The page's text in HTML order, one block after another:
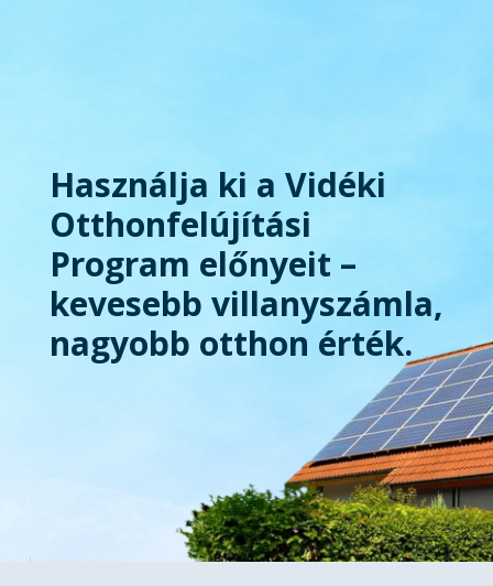
Használja ki a Vidéki
Otthonfelújítási
Program előnyeit –
kevesebb villanyszámla,
nagyobb otthon érték.